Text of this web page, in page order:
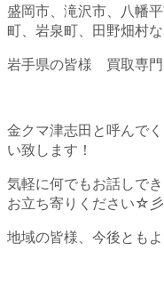
盛岡市、滝沢市、八幡
町、岩泉町、田野畑村
岩手県の皆様 買取専
金クマ津志田と呼んで
い致します！
気軽に何でもお話しで
お立ち寄りください☆彡
地域の皆様、今後とも